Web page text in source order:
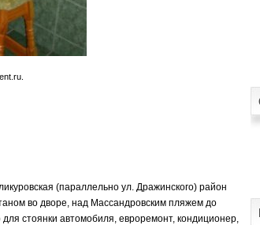
(параллельно ул. Дражинского) район
во дворе, над Массандровским пляжем до
стоянки автомобиля, евроремонт, кондиционер,